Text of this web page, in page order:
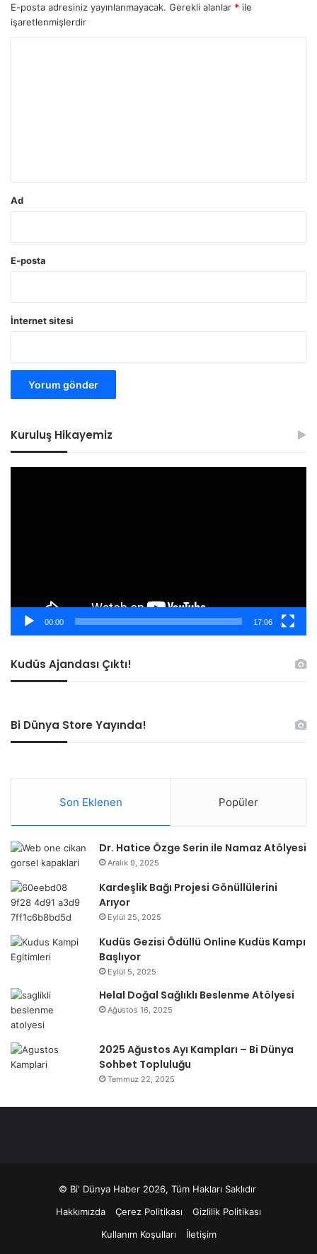
E-posta adresiniz yayınlanmayacak. Gerekli alanlar * ile
işaretlenmişlerdir
Ad
E-posta
İnternet sitesi
Kuruluş Hikayemiz
00:00 17:06
Kudüs Ajandası Çıktı!
Bi Dünya Store Yayında!
Son Eklenen Popüler
Dr. Hatice Özge Serin ile Namaz Atölyesi
Aralık 9, 2025
Kardeşlik Bağı Projesi Gönüllülerini
Arıyor
Eylül 25, 2025
Kudüs Gezisi Ödüllü Online Kudüs Kampı
Başlıyor
Eylül 5, 2025
Helal Doğal Sağlıklı Beslenme Atölyesi
Ağustos 16, 2025
2025 Ağustos Ayı Kampları – Bi Dünya
Sohbet Topluluğu
Temmuz 22, 2025
© Bi' Dünya Haber 2026, Tüm Hakları Saklıdır
Hakkımızda
Çerez Politikası
Gizlilik Politikası
Kullanım Koşulları
İletişim